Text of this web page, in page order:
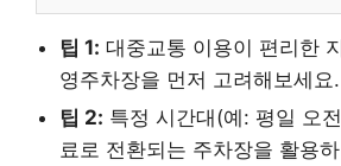
팁 1: 대중교통 이용이 편리한
영주차장을 먼저 고려해보세요.
팁 2: 특정 시간대(예: 평일 오
료로 전환되는 주차장을 활용